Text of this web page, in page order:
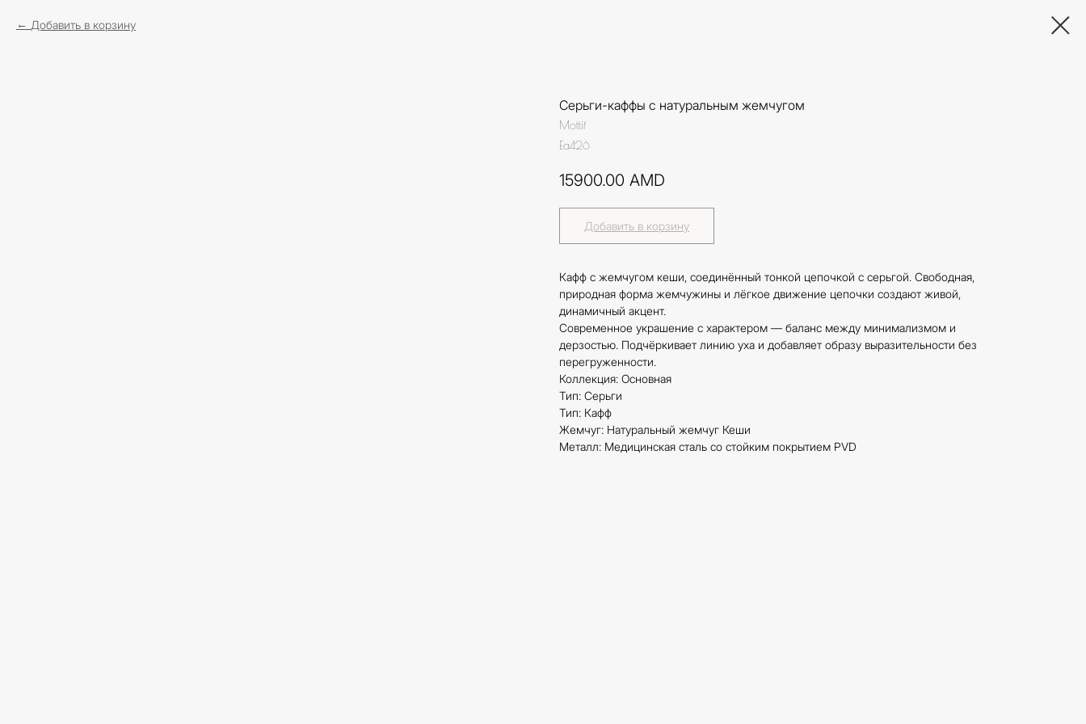
Добавить в корзину
Серьги-каффы с натуральным жемчугом
Mottif
Ea426
15900.00 AMD
Добавить в корзину
Кафф с жемчугом кеши, соединённый тонкой цепочкой с серьгой. Свободная,
природная форма жемчужины и лёгкое движение цепочки создают живой,
динамичный акцент.
Современное украшение с характером — баланс между минимализмом и
дерзостью. Подчёркивает линию уха и добавляет образу выразительности без
перегруженности.
Коллекция: Основная
Тип: Серьги
Тип: Кафф
Жемчуг: Натуральный жемчуг Кеши
Металл: Медицинская сталь со стойким покрытием PVD